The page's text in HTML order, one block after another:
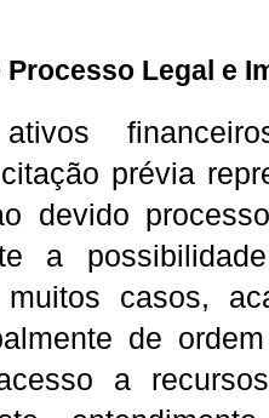
Legal e
prévia
devido
a
casos,
de
a